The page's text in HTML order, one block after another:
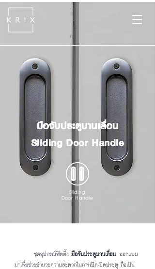
มือจับประตูบานเลื่อน
Sliding Door Handle
Sliding
Door Handle
ชุดอุปกรณ์ฟิตติ้ง มือจับประตูบานเลื่อนออกแบบ
มาเพื่อช่วยอำนวยความสะดวกในการเปิด-ปิดประตู ถือเป็น